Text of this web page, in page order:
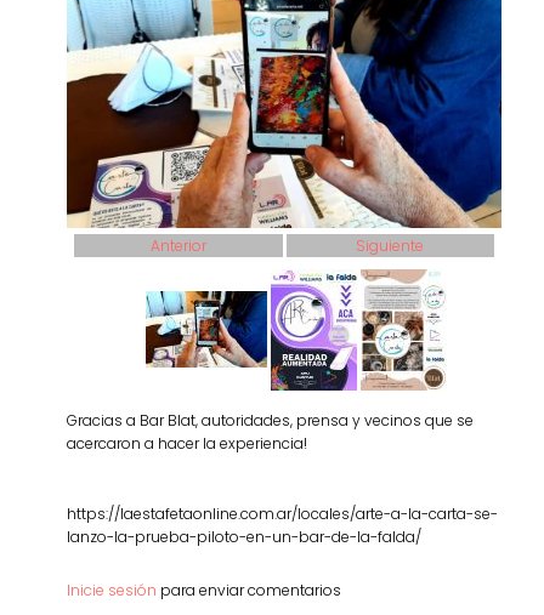
Anterior Siguiente
Gracias a Bar Blat, autoridades, prensa y vecinos que se
acercaron a hacer la experiencia!
https://laestafetaonline.com.ar/locales/arte-a-la-carta-se-
lanzo-la-prueba-piloto-en-un-bar-de-la-falda/
Inicie sesión para enviar comentarios